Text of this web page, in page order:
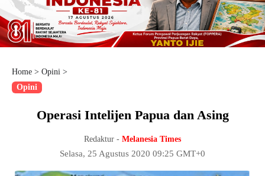
Home > Opini >
Opini
Operasi Intelijen Papua dan Asing
Redaktur - Melanesia Times
Selasa, 25 Agustus 2020 09:25 GMT+0